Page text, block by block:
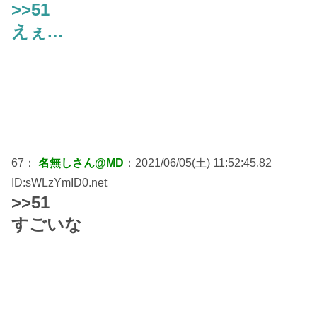
>>51
えぇ…
67： 名無しさん@MD ：2021/06/05(土) 11:52:45.82
ID:sWLzYmID0.net
>>51
すごいな